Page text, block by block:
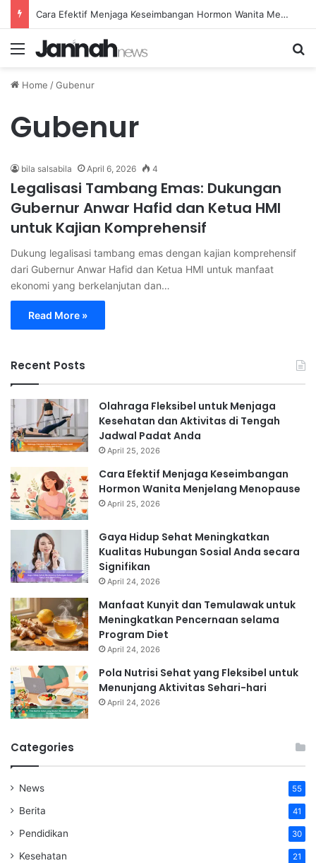
Cara Efektif Menjaga Keseimbangan Hormon Wanita Menjelang Menopause
Menu
Home /Gubenur
Gubenur
bila salsabila April 6, 2026 4
Legalisasi Tambang Emas: Dukungan
Gubernur Anwar Hafid dan Ketua HMI
untuk Kajian Komprehensif
Dukung legalisasi tambang emas dengan kajian komprehensif
dari Gubernur Anwar Hafid dan Ketua HMI untuk manfaat
ekonomi yang berkelanjutan dan…
Read More »
Recent Posts
Olahraga Fleksibel untuk Menjaga
Kesehatan dan Aktivitas di Tengah
Jadwal Padat Anda
April 25, 2026
Cara Efektif Menjaga Keseimbangan
Hormon Wanita Menjelang Menopause
April 25, 2026
Gaya Hidup Sehat Meningkatkan
Kualitas Hubungan Sosial Anda secara
Signifikan
April 24, 2026
Manfaat Kunyit dan Temulawak untuk
Meningkatkan Pencernaan selama
Program Diet
April 24, 2026
Pola Nutrisi Sehat yang Fleksibel untuk
Menunjang Aktivitas Sehari-hari
April 24, 2026
Categories
News 55
Berita 41
Pendidikan 30
Kesehatan 21